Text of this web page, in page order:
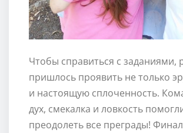
Чтобы справиться с заданиями,
пришлось проявить не только
и настоящую сплоченность.
дух, смекалка и ловкость
преодолеть все преграды!